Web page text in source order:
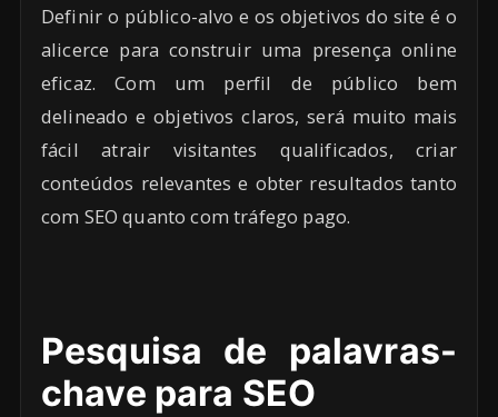
Definir o público-alvo e os objetivos do site é o
alicerce para construir uma presença online
eficaz. Com um perfil de público bem
delineado e objetivos claros, será muito mais
fácil atrair visitantes qualificados, criar
conteúdos relevantes e obter resultados tanto
com SEO quanto com tráfego pago.
Pesquisa de palavras-
chave para SEO